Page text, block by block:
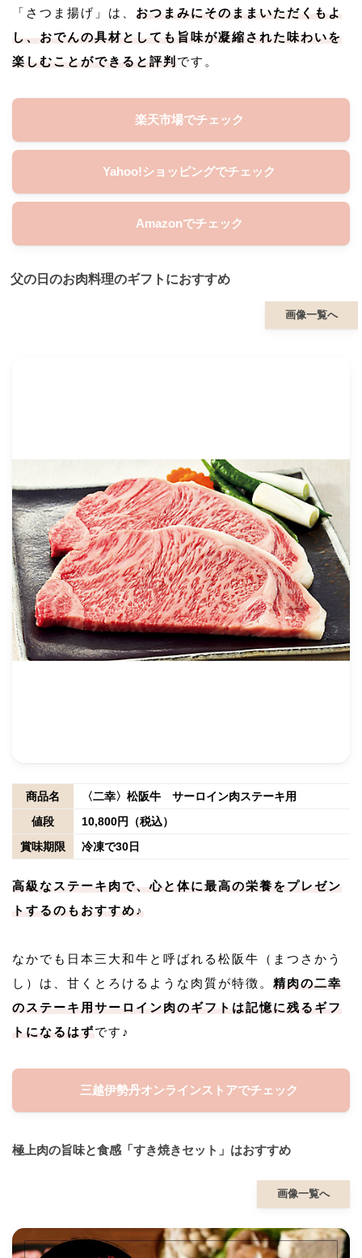
「さつま揚げ」は、 おつまみにそのままいただくもよ
し、おでんの具材としても旨味が凝縮された味わいを
楽しむことができると評判 です。
楽天市場でチェック
Yahoo!ショッピングでチェック
Amazonでチェック
父の日のお肉料理のギフトにおすすめ
画像一覧へ
商品名
〈二幸〉松阪牛 サーロイン肉ステーキ用
値段
10,800円（税込）
賞味期限
冷凍で30日
高級なステーキ肉で、心と体に最高の栄養をプレゼン
トするのもおすすめ♪
なかでも日本三大和牛と呼ばれる松阪牛（まつさかう
し）は、甘くとろけるような肉質が特徴。 精肉の二幸
のステーキ用サーロイン肉のギフトは記憶に残るギフ
トになるはずです♪
三越伊勢丹オンラインストアでチェック
極上肉の旨味と食感「すき焼きセット」はおすすめ
画像一覧へ